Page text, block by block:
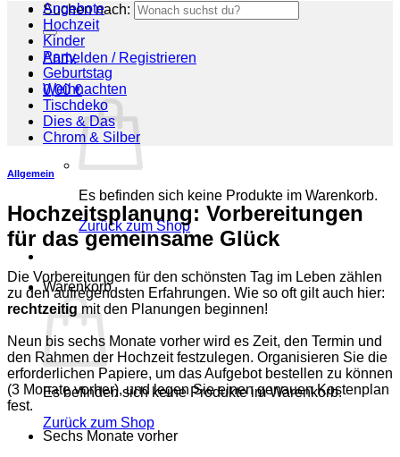
Suchen nach:
Anmelden / Registrieren
0,00€
Es befinden sich keine Produkte im Warenkorb.
Zurück zum Shop
Warenkorb
Es befinden sich keine Produkte im Warenkorb.
Zurück zum Shop
Angebote
Hochzeit
Kinder
Party
Geburtstag
Weihnachten
Tischdeko
Dies & Das
Chrom & Silber
Allgemein
Hochzeitsplanung: Vorbereitungen
für das gemeinsame Glück
Die Vorbereitungen für den schönsten Tag im Leben zählen
zu den aufregendsten Erfahrungen. Wie so oft gilt auch hier:
rechtzeitig mit den Planungen beginnen!
Neun bis sechs Monate vorher wird es Zeit, den Termin und
den Rahmen der Hochzeit festzulegen. Organisieren Sie die
erforderlichen Papiere, um das Aufgebot bestellen zu können
(3 Monate vorher), und legen Sie einen genauen Kostenplan
fest.
Sechs Monate vorher